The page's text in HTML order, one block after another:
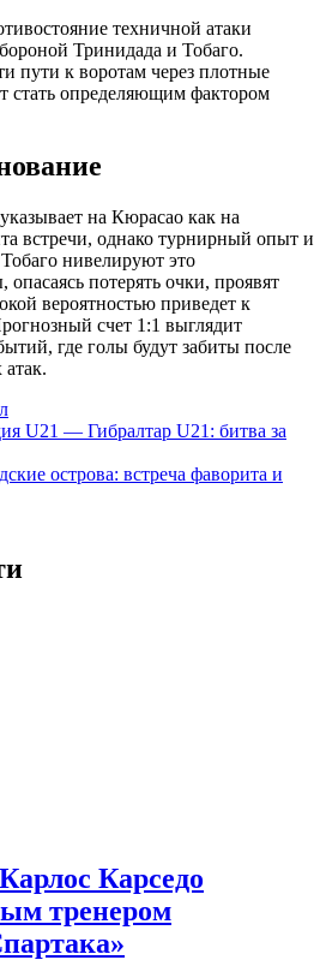
техничной атаки
Тринидада и Тобаго.
пути к воротам через плотные
стать определяющим фактором
на Кюрасао как на
встречи, однако турнирный опыт и
нивелируют это
потерять очки, проявят
вероятностью приведет к
счет 1:1 выглядит
где голы будут забиты после
U21 — Гибралтар U21: битва за
острова: встреча фаворита и
Карседо
тренером